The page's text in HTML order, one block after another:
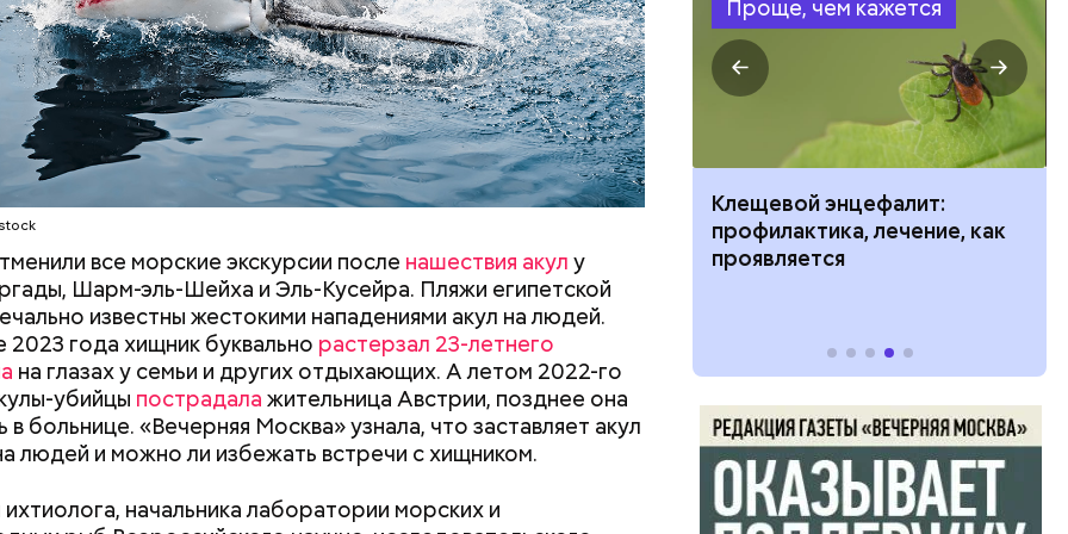
все морские экскурсии после нашествия акул у
Шарм-эль-Шейха и Эль-Кусейра. Пляжи египетской
известны жестокими нападениями акул на людей.
2023 года хищник буквально растерзал 23-летнего
на глазах у семьи и других отдыхающих. А летом 2022-го
убийцы пострадала жительница Австрии, позднее она
в больнице. «Вечерняя Москва» узнала, что заставляет акул
людей и можно ли избежать встречи с хищником.
начальника лаборатории морских и
большие, экскурсионные группы преодолевают
на автобусе. Проезжают вглубь леса,
по одичавшим местам, где начинается самая «грязная»
дня — прибыльный проект
Проще, чем кажется
Как узнать, снесут ли дом по
реновации в Москве: где
искать информацию и сроки
Как предотвратить развитие
Клещевой энцефалит:
профилактика, лечение, как
проявляется